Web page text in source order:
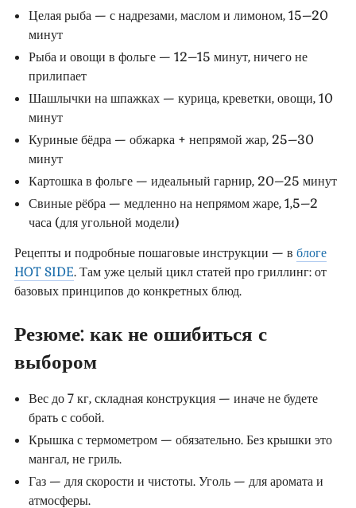
Целая рыба — с надрезами, маслом и лимоном, 15–20
минут
Рыба и овощи в фольге — 12–15 минут, ничего не
прилипает
Шашлычки на шпажках — курица, креветки, овощи, 10
минут
Куриные бёдра — обжарка + непрямой жар, 25–30
минут
Картошка в фольге — идеальный гарнир, 20–25 минут
Свиные рёбра — медленно на непрямом жаре, 1,5–2
часа (для угольной модели)
Рецепты и подробные пошаговые инструкции — в блоге
HOT SIDE. Там уже целый цикл статей про гриллинг: от
базовых принципов до конкретных блюд.
Резюме: как не ошибиться с
выбором
Вес до 7 кг, складная конструкция — иначе не будете
брать с собой.
Крышка с термометром — обязательно. Без крышки это
мангал, не гриль.
Газ — для скорости и чистоты. Уголь — для аромата и
атмосферы.